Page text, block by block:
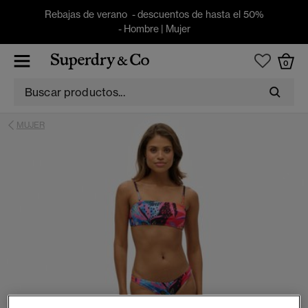
Rebajas de verano - descuentos de hasta el 50%
- Hombre| Mujer
0
MUJER